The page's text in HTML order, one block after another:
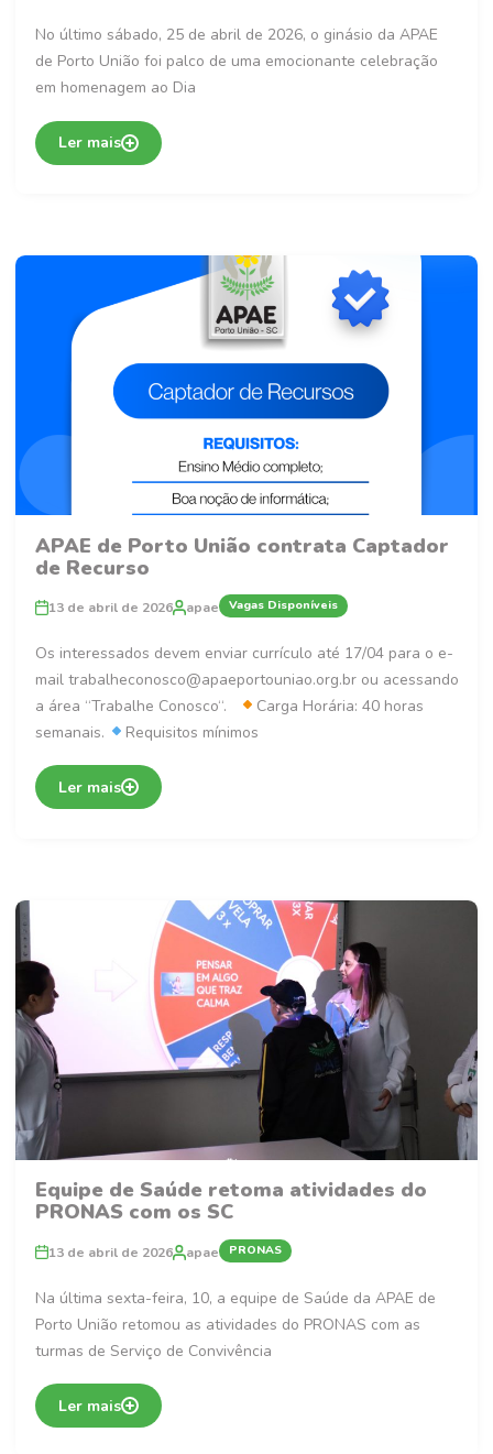
No último sábado, 25 de abril de 2026, o ginásio da APAE
de Porto União foi palco de uma emocionante celebração
em homenagem ao Dia
Ler mais
APAE de Porto União contrata Captador
de Recurso
13 de abril de 2026 apae Vagas Disponíveis
Os interessados devem enviar currículo até 17/04 para o e-
mail trabalheconosco@apaeportouniao.org.br ou acessando
a área “Trabalhe Conosco“.
Carga Horária: 40 horas
semanais.
Requisitos mínimos
Ler mais
Equipe de Saúde retoma atividades do
PRONAS com os SC
13 de abril de 2026 apae PRONAS
Na última sexta-feira, 10, a equipe de Saúde da APAE de
Porto União retomou as atividades do PRONAS com as
turmas de Serviço de Convivência
Ler mais